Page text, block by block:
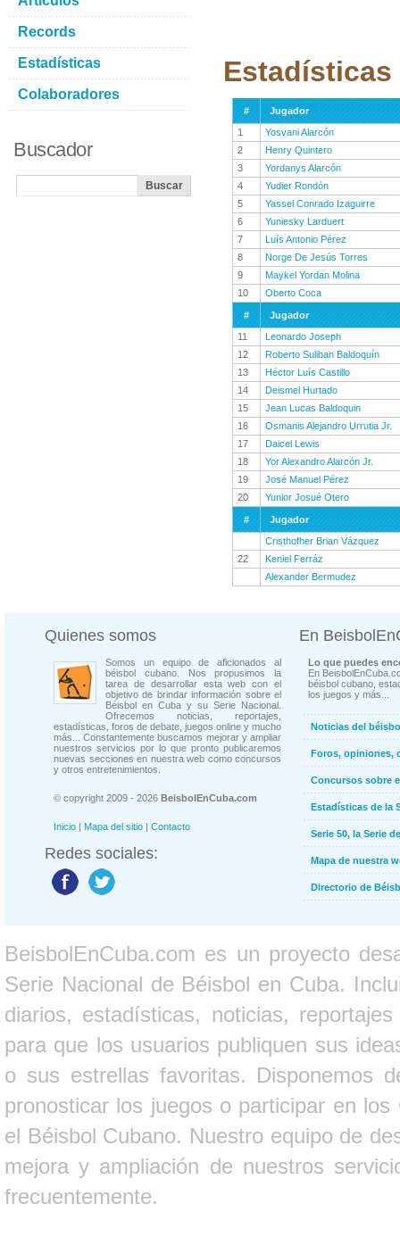
#
Jugador
1
Yosvani Alarcón
2
Henry Quintero
3
Yordanys Alarcón
4
Yudier Rondón
5
Yassel Conrado Izaguirre
6
Yuniesky Larduert
7
Luís Antonio Pérez
8
Norge De Jesús Torres
9
Maykel Yordan Molina
10
Oberto Coca
#
Jugador
11
Leonardo Joseph
12
Roberto Suliban Baldoquín
13
Héctor Luís Castillo
14
Deismel Hurtado
15
Jean Lucas Baldoquin
16
Osmanis Alejandro Urrutia Jr.
17
Daicel Lewis
18
Yor Alexandro Alarcón Jr.
19
José Manuel Pérez
20
Yunior Josué Otero
#
Jugador
Cristhofher Brian Vázquez
22
Keniel Ferráz
Alexander Bermudez
Records
Estadísticas
Colaboradores
Buscador
Quienes somos
Somos un equipo de aficionados al
béisbol cubano. Nos propusimos la
tarea de desarrollar esta web con el
objetivo de brindar información sobre el
Béisbol en Cuba y su Serie Nacional.
Ofrecemos noticias, reportajes,
estadísticas, foros de debate, juegos online y mucho
más... Constantemente buscamos mejorar y ampliar
nuestros servicios por lo que pronto publicaremos
nuevas secciones en nuestra web como concursos
y otros entretenimientos.
© copyright 2009 - 2026 BeisbolEnCuba.com
Inicio | Mapa del sitio | Contacto
Redes sociales:
En
Lo que puedes
En
béisbol cubano,
los juegos y más...
Noticias del
Foros, opiniones,
Concursos sobre
Estadísticas de la
Serie 50, la Serie
Mapa de nuestra
Directorio de
BeisbolEnCuba.com es un proyecto
Serie Nacional de Béisbol en Cuba.
diarios, estadísticas, noticias,
para que los usuarios publiquen sus
o sus estrellas favoritas. Disponemos
pronosticar los juegos o participar en
el Béisbol Cubano. Nuestro equipo de
mejora y ampliación de nuestros
frecuentemente.